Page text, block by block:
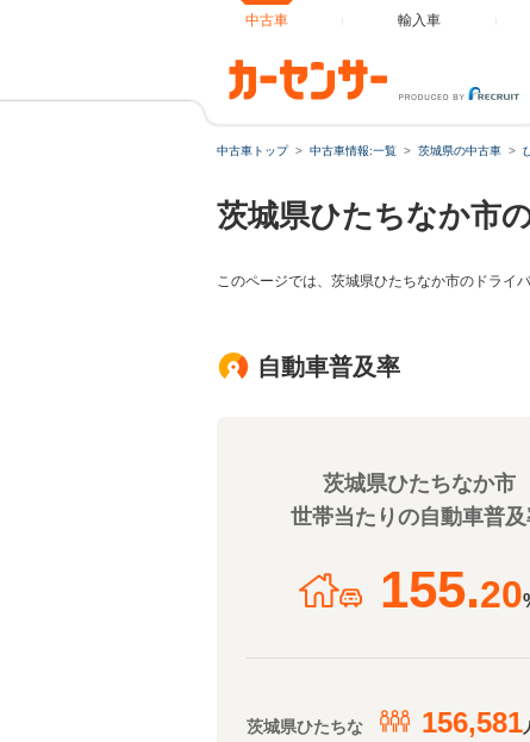
中古車 輸入車
中古車トップ 中古車情報:一覧 茨城県の中古車
茨城県ひたちなか市
このページでは、茨城県ひたちなか市のドライ
自動車普及率
茨城県ひたちなか市
世帯当たりの自動車普
155.20
茨城県ひたちな
156,581